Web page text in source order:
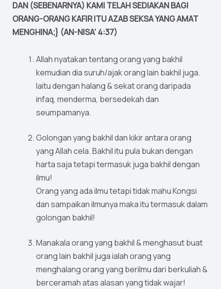
DAN (SEBENARNYA) KAMI TELAH SEDIAKAN BAGI
ORANG-ORANG KAFIR ITU AZAB SEKSA YANG AMAT
MENGHINA;} (AN-NISA’ 4:37)
Allah nyatakan tentang orang yang bakhil
kemudian dia suruh/ajak orang lain bakhil juga.
Iaitu dengan halang & sekat orang daripada
infaq, menderma, bersedekah dan
seumpamanya.
Golongan yang bakhil dan kikir antara orang
yang Allah cela. Bakhil itu pula bukan dengan
harta saja tetapi termasuk juga bakhil dengan
ilmu!
Orang yang ada ilmu tetapi tidak mahu Kongsi
dan sampaikan ilmunya maka itu termasuk dalam
golongan bakhil!
Manakala orang yang bakhil & menghasut buat
orang lain bakhil juga ialah orang yang
menghalang orang yang berilmu dari berkuliah &
berceramah atas alasan yang tidak wajar!